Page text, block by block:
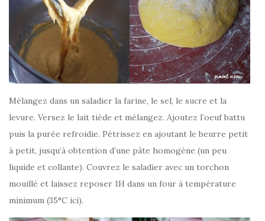
Mélangez dans un saladier la farine, le sel, le sucre et la
levure. Versez le lait tiède et mélangez. Ajoutez l’oeuf battu
puis la purée refroidie. Pétrissez en ajoutant le beurre petit
à petit, jusqu’à obtention d’une pâte homogène (un peu
liquide et collante). Couvrez le saladier avec un torchon
mouillé et laissez reposer 1H dans un four à température
minimum (35°C ici).